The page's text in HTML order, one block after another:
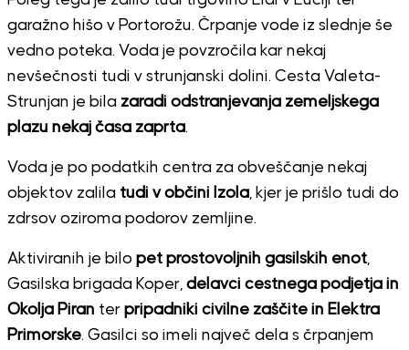
garažno hišo v Portorožu. Črpanje vode iz slednje še
vedno poteka. Voda je povzročila kar nekaj
nevšečnosti tudi v strunjanski dolini. Cesta Valeta-
Strunjan je bila zaradi odstranjevanja zemeljskega
plazu nekaj časa zaprta.
Voda je po podatkih centra za obveščanje nekaj
objektov zalila tudi v občini Izola, kjer je prišlo tudi do
zdrsov oziroma podorov zemljine.
Aktiviranih je bilo pet prostovoljnih gasilskih enot,
Gasilska brigada Koper, delavci cestnega podjetja in
Okolja Piran ter pripadniki civilne zaščite in Elektra
Primorske. Gasilci so imeli največ dela s črpanjem